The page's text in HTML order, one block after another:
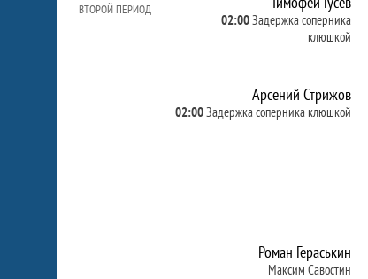
ВТОРОЙ ПЕРИОД
02:00Задержка соперника
клюшкой
Арсений Стрижов
02:00Задержка соперника клюшкой
Роман Гераськин
Максим Савостин